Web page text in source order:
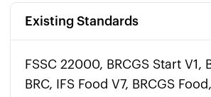
Existing Standards
FSSC 22000, BRCGS Start V1,
BRC, IFS Food V7, BRCGS